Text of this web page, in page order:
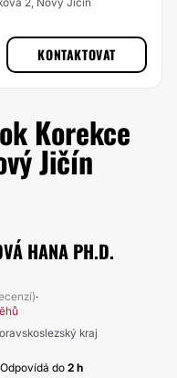
KONTAKTOVAT
Korekce
Jičín
HANA PH.D.
·
kraj
Odpovídá do2 h